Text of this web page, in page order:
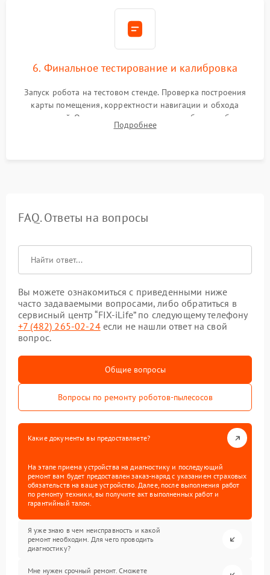
6. Финальное тестирование и калибровка
Запуск робота на тестовом стенде. Проверка построения
карты помещения, корректности навигации и обхода
препятствий. Оценка силы всасывания и работы турбины.
Тестирование автоматического возврата на док-станцию и
Подробнее
FAQ. Ответы на вопросы
Вы можете ознакомиться с приведенными ниже
часто задаваемыми вопросами, либо обратиться в
сервисный центр “FIX-iLife” по следующему телефону
+7 (482) 265-02-24если не нашли ответ на свой
вопрос.
Общие вопросы
Вопросы по ремонту роботов-пылесосов
Какие документы вы предоставляете?
На этапе приема устройства на диагностику и последующий
ремонт вам будет предоставлен заказ-наряд с указанием страховых
обязательств на ваше устройство. Далее, после выполнения работ
по ремонту техники, вы получите акт выполненных работ и
гарантийный талон.
Я уже знаю в чем неисправность и какой
ремонт необходим. Для чего проводить
диагностику?
Мне нужен срочный ремонт. Сможете